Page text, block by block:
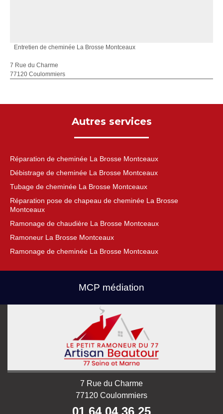
Entretien de cheminée La Brosse Montceaux
7 Rue du Charme
77120 Coulommiers
Autres services
Réparation de cheminée La Brosse Montceaux
Débistrage de cheminée La Brosse Montceaux
Tubage de cheminée La Brosse Montceaux
Réparation pose de chapeau de cheminée La Brosse
Montceaux
Ramonage de chaudière La Brosse Montceaux
Ramoneur La Brosse Montceaux
Ramonage de cheminée La Brosse Montceaux
MCP médiation
7 Rue du Charme
77120 Coulommiers
01 64 04 36 25